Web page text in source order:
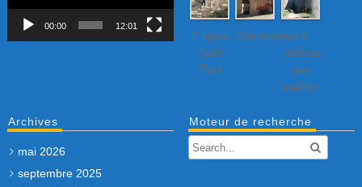
00:00 12:01
L’ église
Saint
Paul
Villeneuvette…
Le
château
des
Guilhem
Archives
mai 2026
septembre 2025
Moteur de recherche